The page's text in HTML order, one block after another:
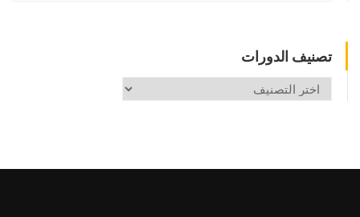
تصنيف الدورات
تصنيف